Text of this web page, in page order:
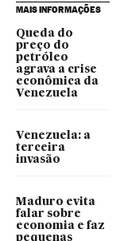
MAIS INFORMAÇÕES
Queda do
preço do
petróleo
agrava a crise
econômica da
Venezuela
Venezuela: a
terceira
invasão
Maduro evita
falar sobre
economia e faz
pequenas